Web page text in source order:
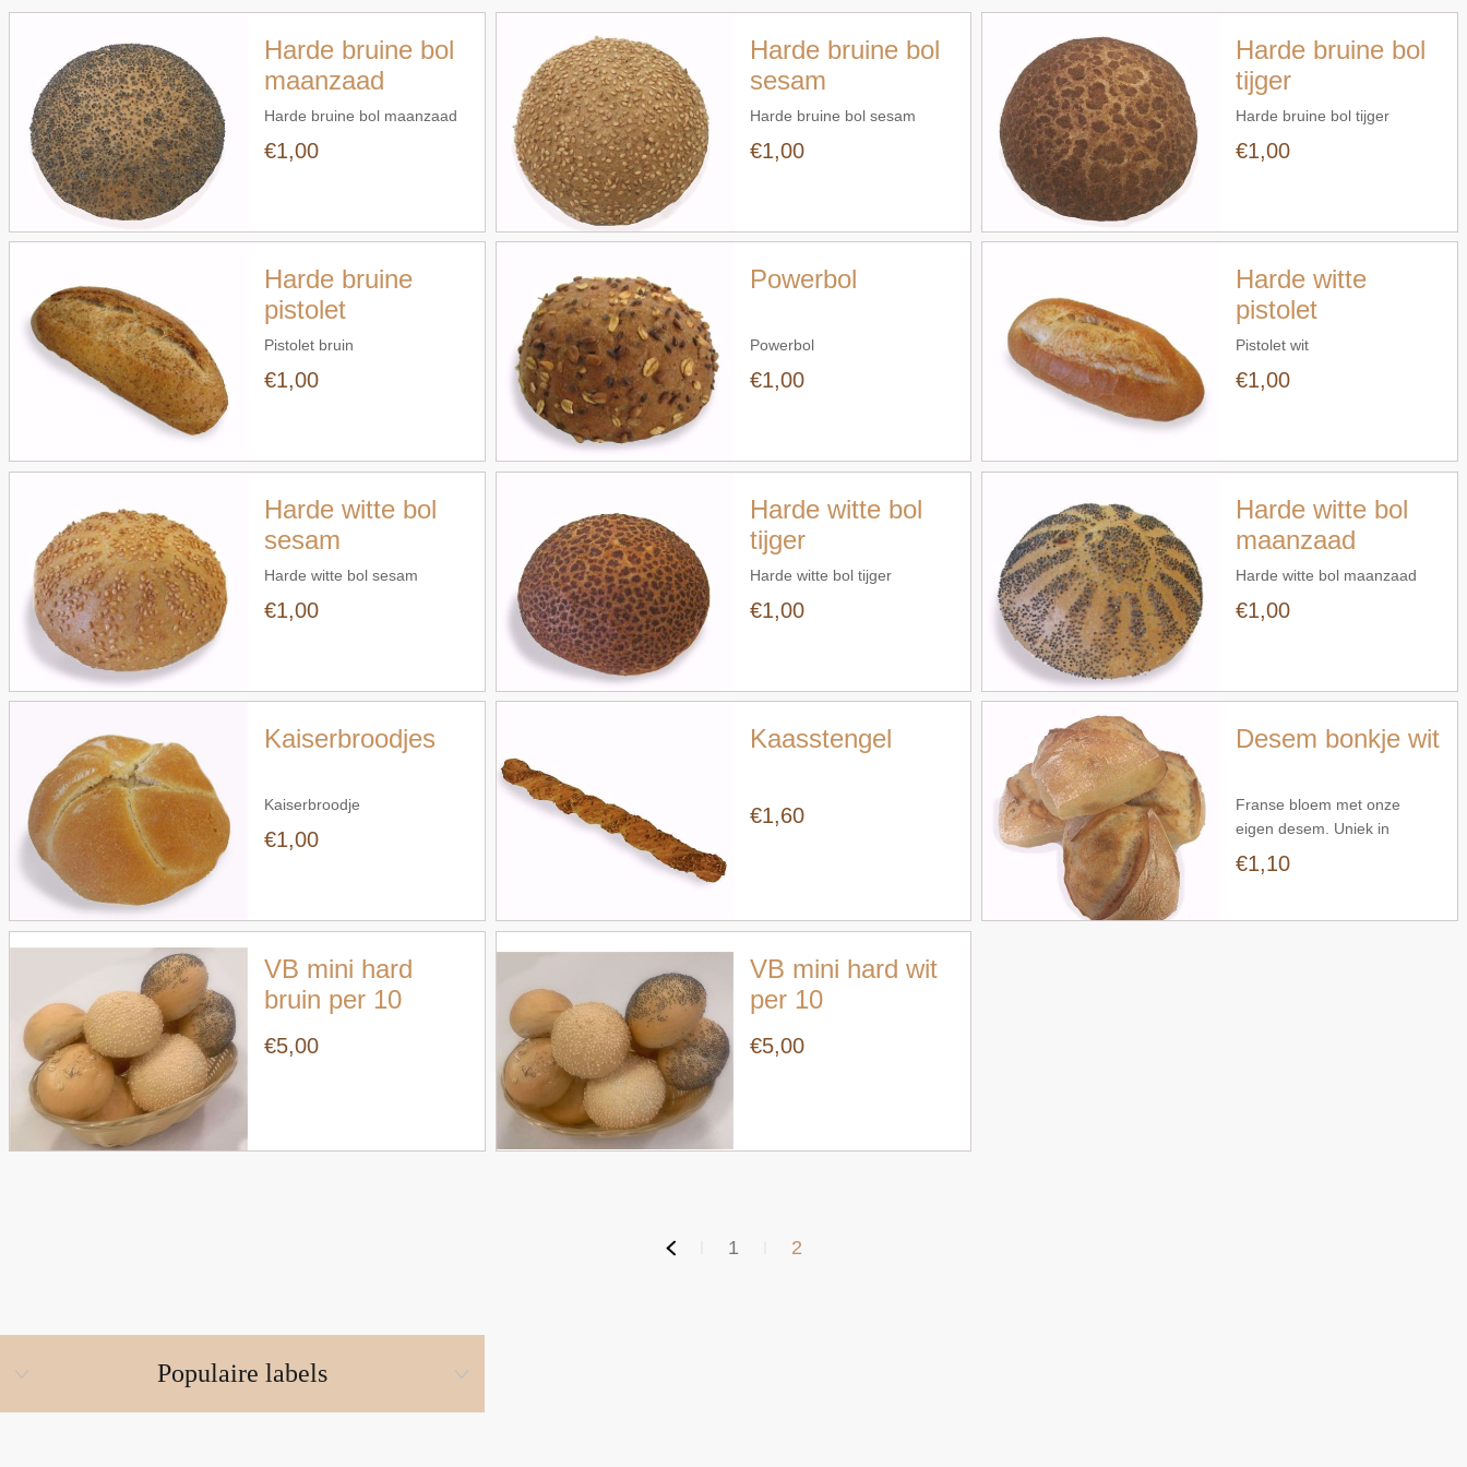
Harde bruine bol
maanzaad
Harde bruine bol maanzaad
€1,00
Harde bruine bol
sesam
Harde bruine bol sesam
€1,00
Harde bruine bol
tijger
Harde bruine bol tijger
€1,00
Harde bruine
pistolet
Pistolet bruin
€1,00
Snel bekijken
Powerbol
Powerbol
€1,00
Snel bekijken
Harde witte
pistolet
Pistolet wit
€1,00
Snel bekijken
Harde witte bol
sesam
Harde witte bol sesam
€1,00
Snel bekijken
Harde witte bol
tijger
Harde witte bol tijger
€1,00
Snel bekijken
Harde witte bol
maanzaad
Harde witte bol maanzaad
€1,00
Snel bekijken
Kaiserbroodjes
Kaiserbroodje
€1,00
Snel bekijken
Kaasstengel
€1,60
Snel bekijken
Desem bonkje wit
Franse bloem met onze
eigen desem. Uniek in
Amersfoort.
€1,10
Snel bekijken
VB mini hard
bruin per 10
€5,00
Snel bekijken
VB mini hard wit
per 10
€5,00
Snel bekijken
1 2
Populaire labels